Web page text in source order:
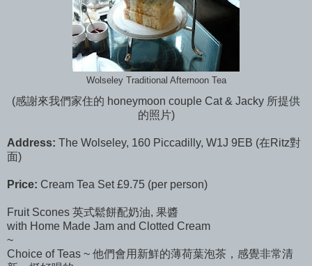
Wolseley Traditional Afternoon Tea
(感謝來我們家住的 honeymoon couple Cat & Jacky 所提供
的照片)
Address: The Wolseley, 160 Piccadilly, W1J 9EB (在Ritz對
面)
Price: Cream Tea Set £9.75 (per person)
Fruit Scones 英式鬆餅配奶油, 果醬
with Home Made Jam and Clotted Cream
~
Choice of Teas ~ 他們會用新鮮的薄荷葉泡茶，感覺非常清